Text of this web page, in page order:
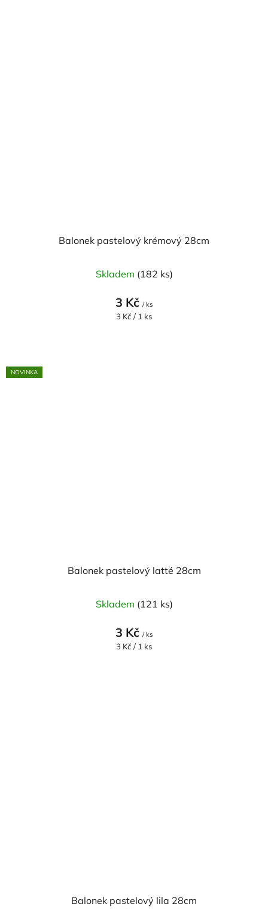
Balonek pastelový krémový 28cm
Skladem (182 ks)
3 Kč / ks
Měrná
3 Kč / 1 ks
NOVINKA
Balonek pastelový latté 28cm
Skladem (121 ks)
3 Kč / ks
Měrná
3 Kč / 1 ks
Balonek pastelový lila 28cm